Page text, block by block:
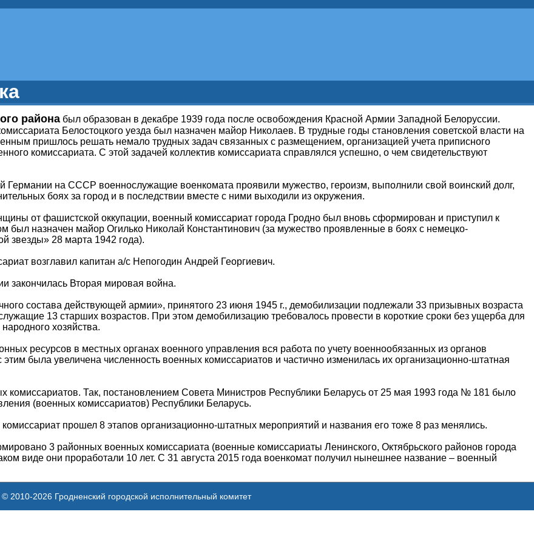
района был образован в декабре 1939 года после освобождения Красной Армии Западной Белоруссии.
Белостоцкого уезда был назначен майор Николаев. В трудные годы становления советской власти на
пришлось решать немало трудных задач связанных с размещением, организацией учета приписного
комиссариата. С этой задачей коллектив комиссариата справлялся успешно, о чем свидетельствуют
Германии на СССР военнослужащие военкомата проявили мужество, героизм, выполнили свой воинский долг,
боях за город и в последствии вместе с ними выходили из окружения.
от фашистской оккупации, военный комиссариат города Гродно был вновь сформирован и приступил к
назначен майор Огилько Николай Константинович (за мужество проявленные в боях с немецко-
звезды» 28 марта 1942 года).
возглавил капитан а/с Непогодин Андрей Георгиевич.
закончилась Вторая мировая война.
состава действующей армии», принятого 23 июня 1945 г., демобилизации подлежали 33 призывных возраста
13 старших возрастов. При этом демобилизацию требовалось провести в короткие сроки без ущерба для
хозяйства.
ресурсов в местных органах военного управления вся работа по учету военнообязанных из органов
была увеличена численность военных комиссариатов и частично изменилась их организационно-штатная
Так, постановлением Совета Министров Республики Беларусь от 25 мая 1993 года № 181 было
(военных комиссариатов) Республики Беларусь.
прошел 8 этапов организационно-штатных мероприятий и названия его тоже 8 раз менялись.
3 районных военных комиссариата (военные комиссариаты Ленинского, Октябрьского районов города
виде они проработали 10 лет. С 31 августа 2015 года военкомат получил нынешнее название – военный
© 2010-2026 Гродненский городской исполнительный комитет